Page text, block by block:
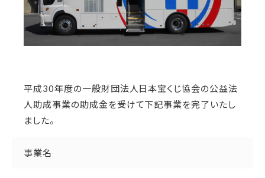
平成30年度の一般財団法人日本宝くじ協会の公益法
人助成事業の助成金を受けて下記事業を完了いたし
ました。
事業名